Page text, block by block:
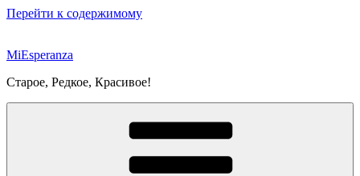
Перейти к содержимому
MiEsperanza
Старое, Редкое, Красивое!